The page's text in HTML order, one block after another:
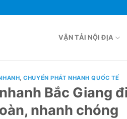
VẬN TẢI NỘI ĐỊA
,CHUYỂN PHÁT NHANH QUỐC TẾ
Bắc Giang
nhanh chóng